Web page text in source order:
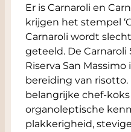
Er is Carnaroli en
krijgen het stempel
Carnaroli wordt
geteeld. De Carnaroli
Riserva San
bereiding van
belangrijke chef-
organoleptische
plakkerigheid,